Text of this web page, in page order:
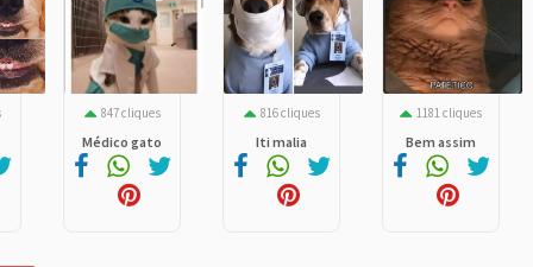
847 cliques
Médico gato
816 cliques
Iti malia
1181 cliques
Bem assim